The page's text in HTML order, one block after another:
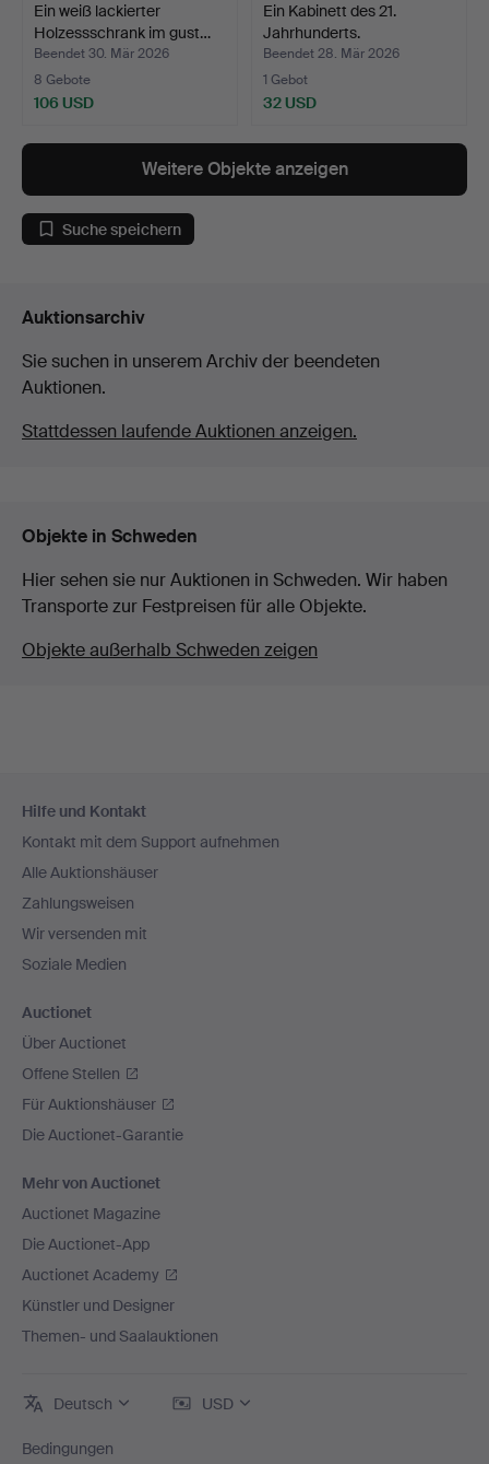
Ein weiß lackierter
Holzessschrank im gust…
Beendet 30. Mär 2026
8 Gebote
106 USD
Ein Kabinett des 21.
Jahrhunderts.
Beendet 28. Mär 2026
1 Gebot
32 USD
Weitere Objekte anzeigen
Suche speichern
Auktionsarchiv
Sie suchen in unserem Archiv der beendeten
Auktionen.
Stattdessen laufende Auktionen anzeigen.
Objekte in Schweden
Hier sehen sie nur Auktionen in Schweden. Wir haben
Transporte zur Festpreisen für alle Objekte.
Objekte außerhalb Schweden zeigen
Navigation
Hilfe und Kontakt
Kontakt mit dem Support aufnehmen
Alle Auktionshäuser
Zahlungsweisen
Wir versenden mit
Soziale Medien
Auctionet
Über Auctionet
Offene Stellen
Für Auktionshäuser
Die Auctionet-Garantie
Mehr von Auctionet
Auctionet Magazine
Die Auctionet-App
Auctionet Academy
Künstler und Designer
Themen- und Saalauktionen
Deutsch USD
Bedingungen